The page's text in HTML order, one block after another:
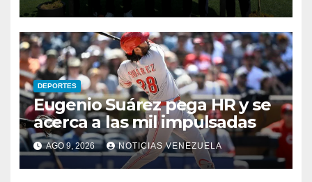
DEPORTES
Eugenio Suárez pega HR y se
acerca a las mil impulsadas
AGO 9, 2026 NOTICIAS VENEZUELA